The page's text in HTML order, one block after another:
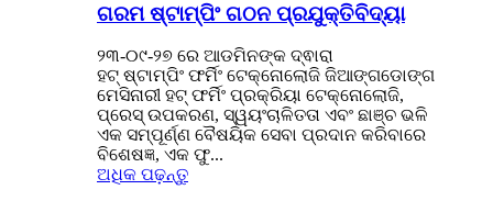
ଗରମ ଷ୍ଟାମ୍ପିଂ ଗଠନ ପ୍ରଯୁକ୍ତିବିଦ୍ୟା
୨୩-୦୯-୨୭ ରେ ଆଡମିନଙ୍କ ଦ୍ଵାରା
ହଟ୍ ଷ୍ଟାମ୍ପିଂ ଫର୍ମିଂ ଟେକ୍ନୋଲୋଜି ଜିଆଙ୍ଗଡୋଙ୍ଗ
ମେସିନାରୀ ହଟ୍ ଫର୍ମିଂ ପ୍ରକ୍ରିୟା ଟେକ୍ନୋଲୋଜି,
ପ୍ରେସ୍ ଉପକରଣ, ସ୍ୱୟଂଚାଳିତତା ଏବଂ ଛାଞ୍ଚ ଭଳି
ଏକ ସମ୍ପୂର୍ଣ୍ଣ ବୈଷୟିକ ସେବା ପ୍ରଦାନ କରିବାରେ
ବିଶେଷଜ୍ଞ, ଏକ ଫୁ...
ଅଧିକ ପଢ଼ନ୍ତୁ